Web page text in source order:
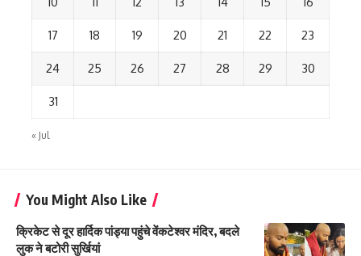
17 18 19 20 21 22 23
24 25 26 27 28 29 30
31
« Jul
You Might Also Like
क्रिकेट से दूर हार्दिक पांड्या पहुंचे वेंकटेश्वर मंदिर, बदले
लुक ने बटोरी सुर्खियां